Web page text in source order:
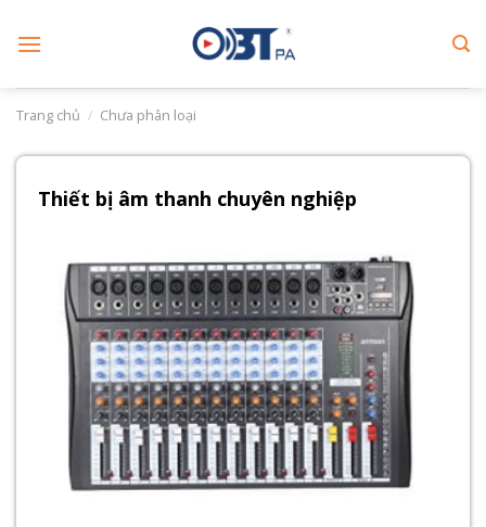
Trang chủ / Chưa phân loại
Thiết bị âm thanh chuyên nghiệp